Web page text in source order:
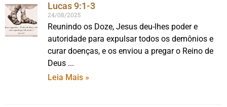
Lucas 9:1-3
24/08/2025
Reunindo os Doze, Jesus deu-lhes poder e
autoridade para expulsar todos os demônios e
curar doenças, e os enviou a pregar o Reino de
Deus
Leia Mais »